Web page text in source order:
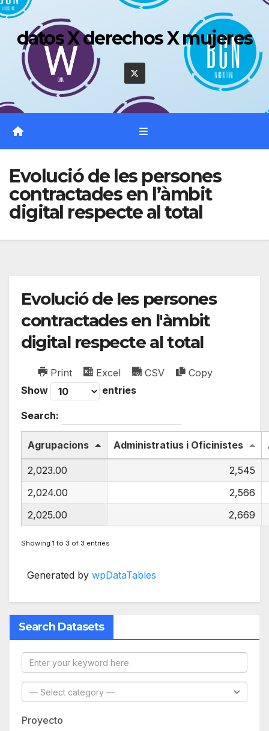
Saltar
contenido
datos X derechos X mujeres
Evolució de les persones
contractades en l’àmbit
digital respecte al total
Evolució de les persones
contractades en l'àmbit
digital respecte al total
Print Excel CSV
Copy
Show
entries
Search:
Agrupacions Administratius i Oficinistes
2,023.00
2,545
2,024.00
2,566
2,025.00
2,669
Showing 1 to 3 of 3 entries
Generated by wpDataTables
Search Datasets
Proyecto